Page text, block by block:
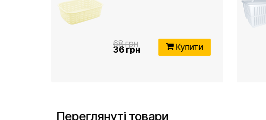
36 грн
68 грн Купити
Переглянуті товари